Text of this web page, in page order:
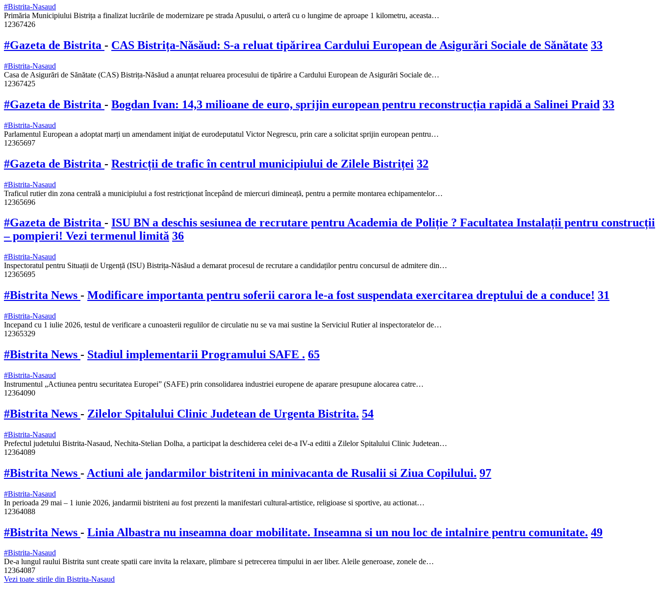
#Bistrita-Nasaud
Primăria Municipiului Bistrița a finalizat lucrările de modernizare pe strada Apusului, o arteră cu o lungime de aproape 1 kilometru, aceasta…
12367426
#Gazeta de Bistrita - CAS Bistrița-Năsăud: S-a reluat tipărirea Cardului European de Asigurări Sociale de Sănătate 33
#Bistrita-Nasaud
Casa de Asigurări de Sănătate (CAS) Bistrița-Năsăud a anunțat reluarea procesului de tipărire a Cardului European de Asigurări Sociale de…
12367425
#Gazeta de Bistrita - Bogdan Ivan: 14,3 milioane de euro, sprijin european pentru reconstrucția rapidă a Salinei Praid 33
#Bistrita-Nasaud
Parlamentul European a adoptat marți un amendament iniţiat de eurodeputatul Victor Negrescu, prin care a solicitat sprijin european pentru…
12365697
#Gazeta de Bistrita - Restricții de trafic în centrul municipiului de Zilele Bistriței 32
#Bistrita-Nasaud
Traficul rutier din zona centrală a municipiului a fost restricționat începând de miercuri dimineață, pentru a permite montarea echipamentelor…
12365696
#Gazeta de Bistrita - ISU BN a deschis sesiunea de recrutare pentru Academia de Poliție ? Facultatea Instalații pentru construcții
– pompieri! Vezi termenul limită 36
#Bistrita-Nasaud
Inspectoratul pentru Situații de Urgență (ISU) Bistrița-Năsăud a demarat procesul de recrutare a candidaților pentru concursul de admitere din…
12365695
#Bistrita News - Modificare importanta pentru soferii carora le-a fost suspendata exercitarea dreptului de a conduce! 31
#Bistrita-Nasaud
Incepand cu 1 iulie 2026, testul de verificare a cunoasterii regulilor de circulatie nu se va mai sustine la Serviciul Rutier al inspectoratelor de…
12365329
#Bistrita News - Stadiul implementarii Programului SAFE . 65
#Bistrita-Nasaud
Instrumentul „Actiunea pentru securitatea Europei” (SAFE) prin consolidarea industriei europene de aparare presupune alocarea catre…
12364090
#Bistrita News - Zilelor Spitalului Clinic Judetean de Urgenta Bistrita. 54
#Bistrita-Nasaud
Prefectul judetului Bistrita-Nasaud, Nechita-Stelian Dolha, a participat la deschiderea celei de-a IV-a editii a Zilelor Spitalului Clinic Judetean…
12364089
#Bistrita News - Actiuni ale jandarmilor bistriteni in minivacanta de Rusalii si Ziua Copilului. 97
#Bistrita-Nasaud
In perioada 29 mai – 1 iunie 2026, jandarmii bistriteni au fost prezenti la manifestari cultural-artistice, religioase si sportive, au actionat…
12364088
#Bistrita News - Linia Albastra nu inseamna doar mobilitate. Inseamna si un nou loc de intalnire pentru comunitate. 49
#Bistrita-Nasaud
De-a lungul raului Bistrita sunt create spatii care invita la relaxare, plimbare si petrecerea timpului in aer liber. Aleile generoase, zonele de…
12364087
Vezi toate stirile din Bistrita-Nasaud